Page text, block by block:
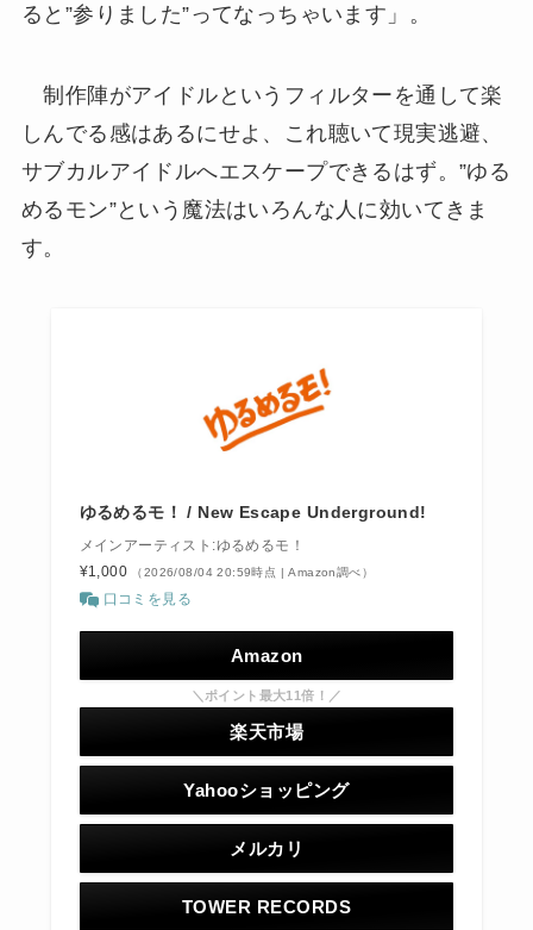
ると”参りました”ってなっちゃいます」。
制作陣がアイドルというフィルターを通して楽
しんでる感はあるにせよ、これ聴いて現実逃避、
サブカルアイドルへエスケープできるはず。”ゆる
めるモン”という魔法はいろんな人に効いてきま
す。
ゆるめるモ！ / New Escape Underground!
メインアーティスト:ゆるめるモ！
¥1,000
（2026/08/04 20:59時点 | Amazon調べ）
口コミを見る
Amazon
＼ポイント最大11倍！／
楽天市場
Yahooショッピング
メルカリ
TOWER RECORDS